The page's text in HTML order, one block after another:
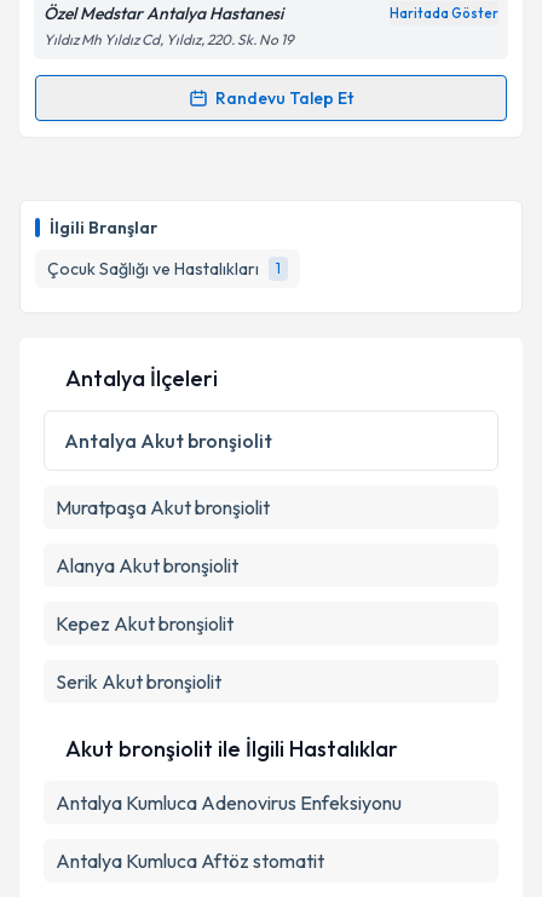
İlgili Branşlar
Çocuk Sağlığı ve Hastalıkları
1
Kişisel verilerimin işlenmesine ilişkin
Metni'ni okudum ve kişisel verilerimin belirtilen
kapsamda işlenmesini kabul ediyorum.
Özel Medstar Antalya Hastanesi Haritada Göster
Yıldız Mh Yıldız Cd, Yıldız, 220. Sk. No 19
Randevu Talep Et
Randevu Takvimi Talebi
takvim hazırlandığında e-posta ile bilgilendireceğiz.
Kişisel verilerimin işlenmesine ilişkinAydınlatma
Metni 'ni okudum ve kişisel verilerimin belirtilen
kapsamda işlenmesini kabul ediyorum.
Antalya İlçeleri
Antalya Akut bronşiolit
Muratpaşa Akut bronşiolit
Alanya Akut bronşiolit
Kepez Akut bronşiolit
Serik Akut bronşiolit
Akut bronşiolit ile İlgili Hastalıklar
Antalya Kumluca Adenovirus Enfeksiyonu
Antalya Kumluca Aftöz stomatit